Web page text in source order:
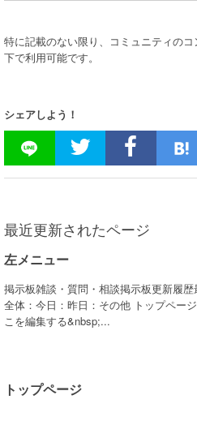
特に記載のない限り、コミュニティの
下で利用可能です。
シェアしよう！
最近更新されたページ
左メニュー
掲示板雑談・質問・相談掲示板更新履
全体：今日：昨日：その他 トップペー
こを編集する&nbsp;...
トップページ